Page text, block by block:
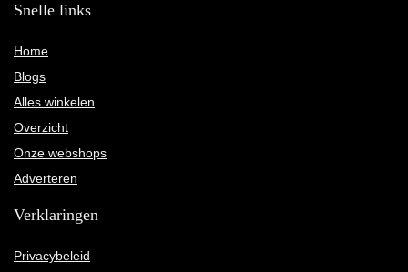
Snelle links
Home
Blogs
Alles winkelen
Overzicht
Onze webshops
Adverteren
Verklaringen
Privacybeleid